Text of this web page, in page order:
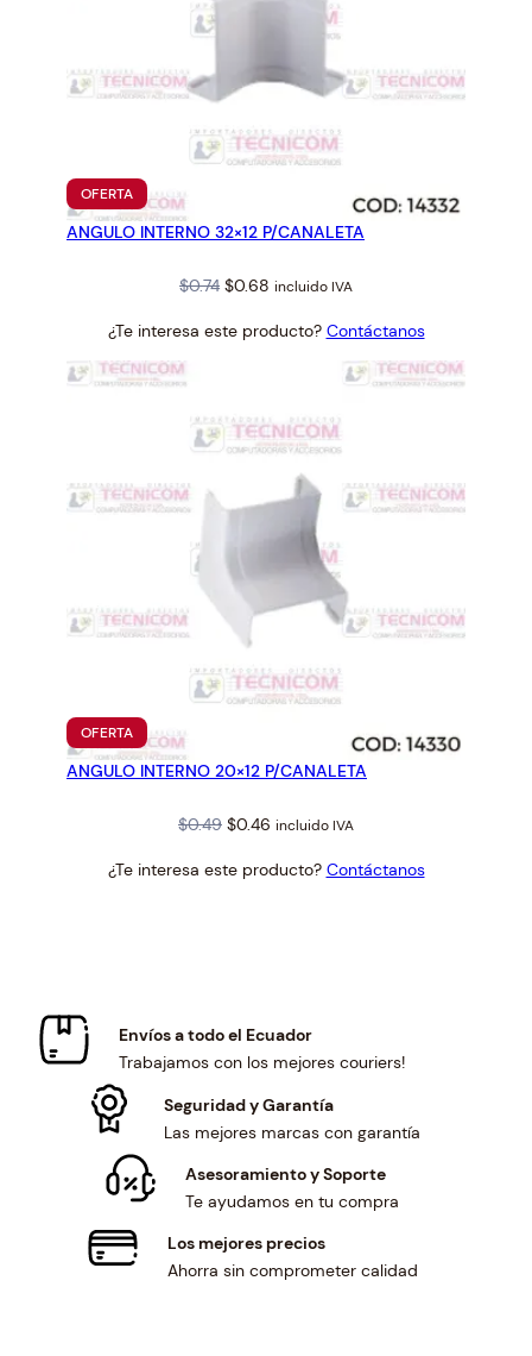
OFERTAPRODUCTO
EN
OFERTA
ANGULO INTERNO 32×12 P/CANALETA
$0.74 Original
was:
$0.68 Current
is:
incluido IVA
¿Te interesa este producto? Contáctanos
OFERTAPRODUCTO
EN
OFERTA
ANGULO INTERNO 20×12 P/CANALETA
$0.49 Original
was:
$0.46 Current
is:
incluido IVA
¿Te interesa este producto? Contáctanos
Envíos a todo el Ecuador
Trabajamos con los mejores couriers!
Seguridad y Garantía
Las mejores marcas con garantía
Asesoramiento y Soporte
Te ayudamos en tu compra
Los mejores precios
Ahorra sin comprometer calidad